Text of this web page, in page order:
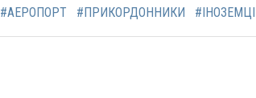
#АЕРОПОРТ #ПРИКОРДОННИКИ #ІНОЗЕМЦІ